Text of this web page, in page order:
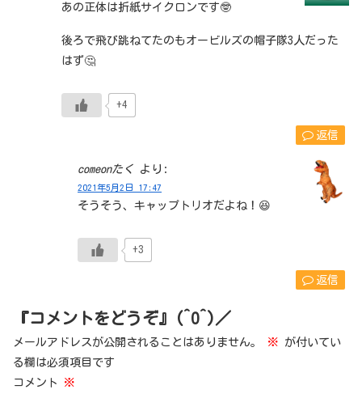
あの正体は折紙サイクロンです🤓
後ろで飛び跳ねてたのもオービルズの帽子隊3人だった
はず🤔
+4
返信
comeonたく より:
2021年5月2日 17:47
そうそう、キャップトリオだよね！😆
+3
返信
『コメントをどうぞ』(^O^)／
メールアドレスが公開されることはありません。 ※ が付いてい
る欄は必須項目です
コメント ※